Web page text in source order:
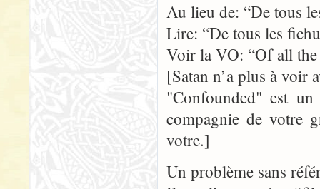
Au lieu de: “De tous
Lire: “De tous les
Voir la VO: “Of all the
[Satan n’a plus à voir
"Confounded" est
compagnie de votre
votre.]
Un problème sans